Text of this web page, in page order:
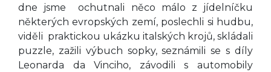
dne jsme ochutnali něco málo z jídelníčku
některých evropských zemí, poslechli si hudbu,
viděli praktickou ukázku italských krojů, skládali
puzzle, zažili výbuch sopky, seznámili se s díly
Leonarda da Vinciho, závodili s automobily